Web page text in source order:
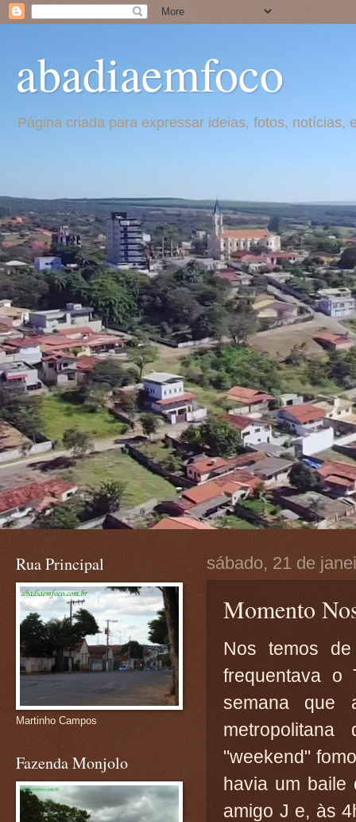
abadiaemfoco
Página criada para expressar ideias, fotos,
sábado, 21 de
Momento
Nos temos
frequentava o
semana que
"weekend"
havia um baile
amigo J e, às
Rua Principal
Martinho Campos
Fazenda Monjolo